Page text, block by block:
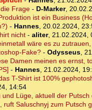
Frage- D-Marker,
ist ein Business
- Hannes 20.02.2024,
nicht- aliter, 21.02.2024,
wäre es zu
Fake? - Odysseus
Damen meinen es ernst,
- Hannes 21.02.2024,
T-Shirt ist 100%
14:54
und Lüge, aktuell der
ruft Saluschnyj zum Putsch